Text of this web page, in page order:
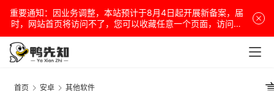
重要通知：因业务调整，本站预计于8月4日起开展新备案，届
时，网站首页将访问不了，您可以收藏任意一个页面，访问网
站！
首页 安卓 其他软件